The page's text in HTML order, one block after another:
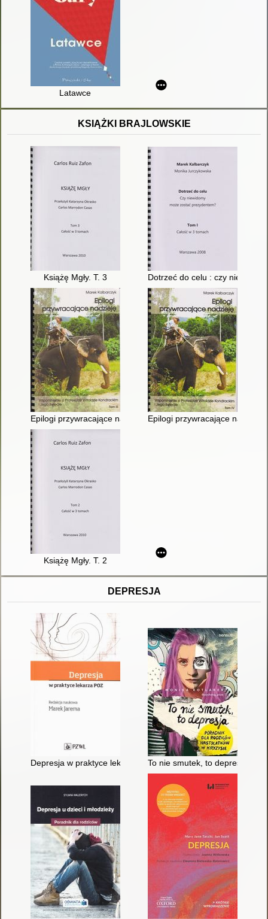
Latawce
KSIĄŻKI BRAJLOWSKIE
Książę Mgły. T. 3 Dotrzeć do celu : czy
Epilogi przywracające nadzieję : wspomnienie o profesorze
Epilogi przywracające
Książę Mgły. T. 2
DEPRESJA
Depresja w praktyce lekarza POZTo nie smutek, to depresja :